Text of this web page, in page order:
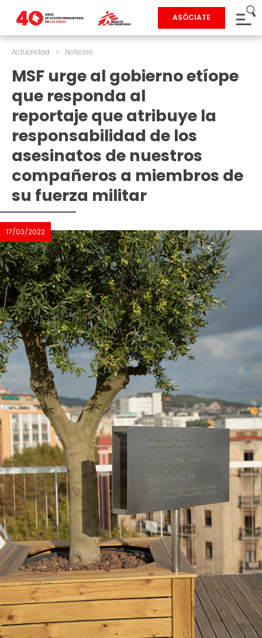
ASÓCIATE
Actualidad > Noticias
MSF urge al gobierno etíope
que responda al
reportaje que atribuye la
responsabilidad de los
asesinatos de nuestros
compañeros a miembros de
su fuerza militar
17/03/2022